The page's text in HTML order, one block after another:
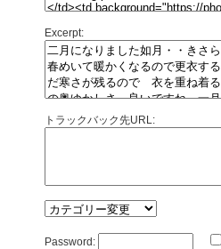
Excerpt:
トラックバック先URL:
Password: